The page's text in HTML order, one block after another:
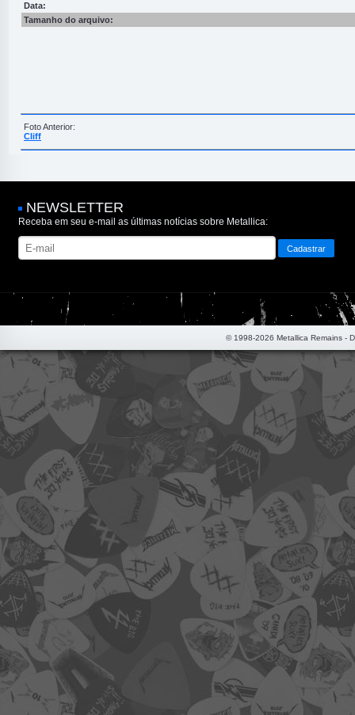
Data:
Tamanho do arquivo:
Foto Anterior:
Cliff
NEWSLETTER
Receba em seu e-mail as últimas notícias sobre Metallica:
© 1998-2026 Metallica Remains -